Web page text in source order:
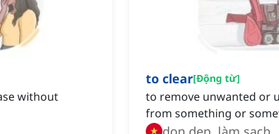
without
to clear[Động từ]
to remove unwanted or
from something or